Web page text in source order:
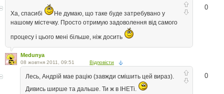
0
Ха, спасибі
Не думаю, що таке буде затребувано у
нашому містечку. Просто отримую задоволення від самого
процесу і цього мені більше, ніж досить
Medunya
08 жовтня 2011, 09:51 Відповісти
0
Лесь, Андрiй мае рацiю (завжди смiшить цей вираз).
Дивись ширше та дальше. Ти ж в IНЕТi.